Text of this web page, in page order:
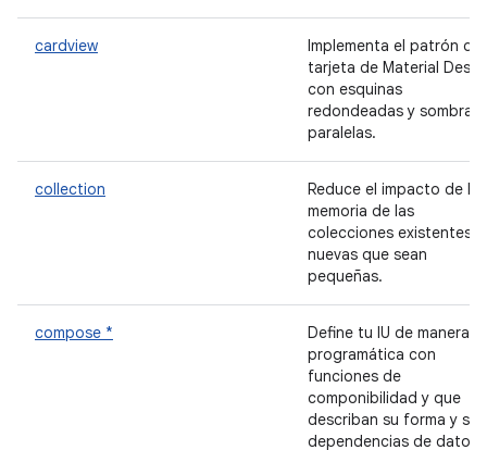
cardview
Implementa el patrón de
tarjeta de Material
con esquinas
redondeadas y sombras
paralelas.
collection
Reduce el impacto de la
memoria de las
colecciones existentes y
nuevas que sean
pequeñas.
compose *
Define tu IU de manera
programática con
funciones de
componibilidad y que
describan su forma y sus
dependencias de datos.